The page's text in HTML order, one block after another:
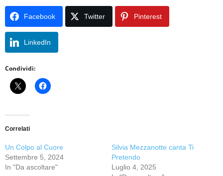
Facebook Twitter Pinterest
LinkedIn
Condividi:
Correlati
Un Colpo al Cuore
Settembre 5, 2024
In "Da ascoltare"
Silvia Mezzanotte canta Ti
Pretendo
Luglio 4, 2025